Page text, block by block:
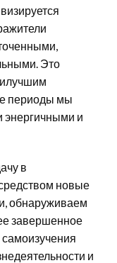
Это
периоды мы
энергичными и
в
новые
обнаруживаем
завершенное
и